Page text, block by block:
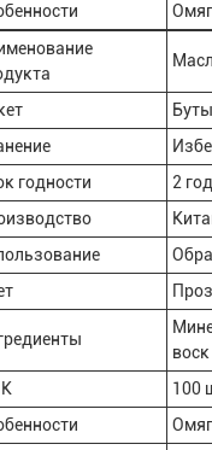
годности
2
воск
100